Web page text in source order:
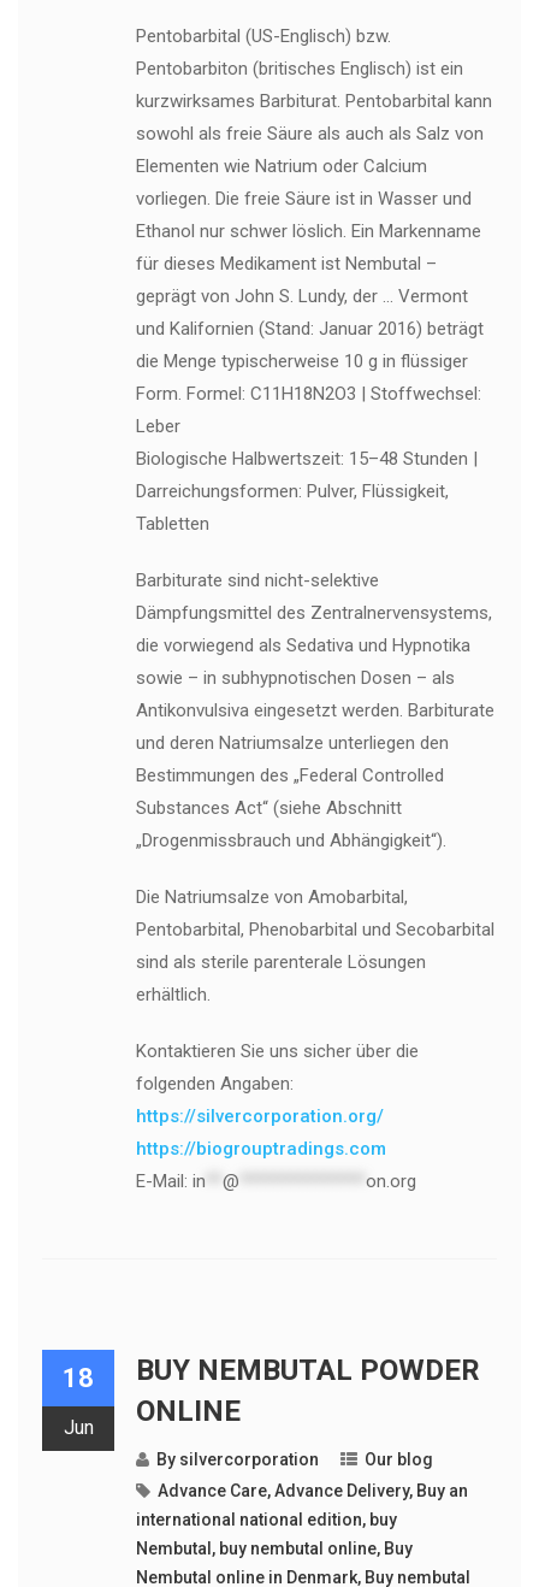
Pentobarbital (US-Englisch) bzw.
Pentobarbiton (britisches Englisch) ist ein
kurzwirksames Barbiturat. Pentobarbital kann
sowohl als freie Säure als auch als Salz von
Elementen wie Natrium oder Calcium
vorliegen. Die freie Säure ist in Wasser und
Ethanol nur schwer löslich. Ein Markenname
für dieses Medikament ist Nembutal –
geprägt von John S. Lundy, der … Vermont
und Kalifornien (Stand: Januar 2016) beträgt
die Menge typischerweise 10 g in flüssiger
Form. Formel: C11H18N2O3 | Stoffwechsel:
Leber
Biologische Halbwertszeit: 15–48 Stunden |
Darreichungsformen: Pulver, Flüssigkeit,
Tabletten
Barbiturate sind nicht-selektive
Dämpfungsmittel des Zentralnervensystems,
die vorwiegend als Sedativa und Hypnotika
sowie – in subhypnotischen Dosen – als
Antikonvulsiva eingesetzt werden. Barbiturate
und deren Natriumsalze unterliegen den
Bestimmungen des „Federal Controlled
Substances Act“ (siehe Abschnitt
„Drogenmissbrauch und Abhängigkeit“).
Die Natriumsalze von Amobarbital,
Pentobarbital, Phenobarbital und Secobarbital
sind als sterile parenterale Lösungen
erhältlich.
Kontaktieren Sie uns sicher über die
folgenden Angaben:
https://silvercorporation.org/
https://biogrouptradings.com
E-Mail: in @ on.org
18
Jun
BUY NEMBUTAL POWDER
ONLINE
By silvercorporation
Our blog
Advance Care,Advance Delivery, Buy an
international national edition, buy
Nembutal , buy nembutal online, Buy
Nembutal online in Denmark, Buy nembutal